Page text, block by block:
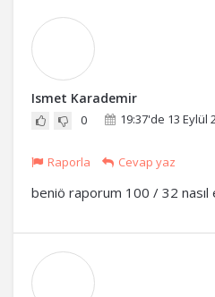
Ismet Karademir
0 19:37'de 13 Eylül
Raporla Cevap yaz
beniö raporum 100 / 32 nasıl